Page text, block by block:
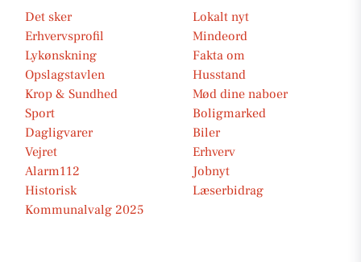
Det sker
Lokalt nyt
Erhvervsprofil
Mindeord
Lykønskning
Fakta om
Opslagstavlen
Husstand
Krop & Sundhed
Mød dine naboer
Sport
Boligmarked
Dagligvarer
Biler
Vejret
Erhverv
Alarm112
Jobnyt
Historisk
Læserbidrag
Kommunalvalg 2025